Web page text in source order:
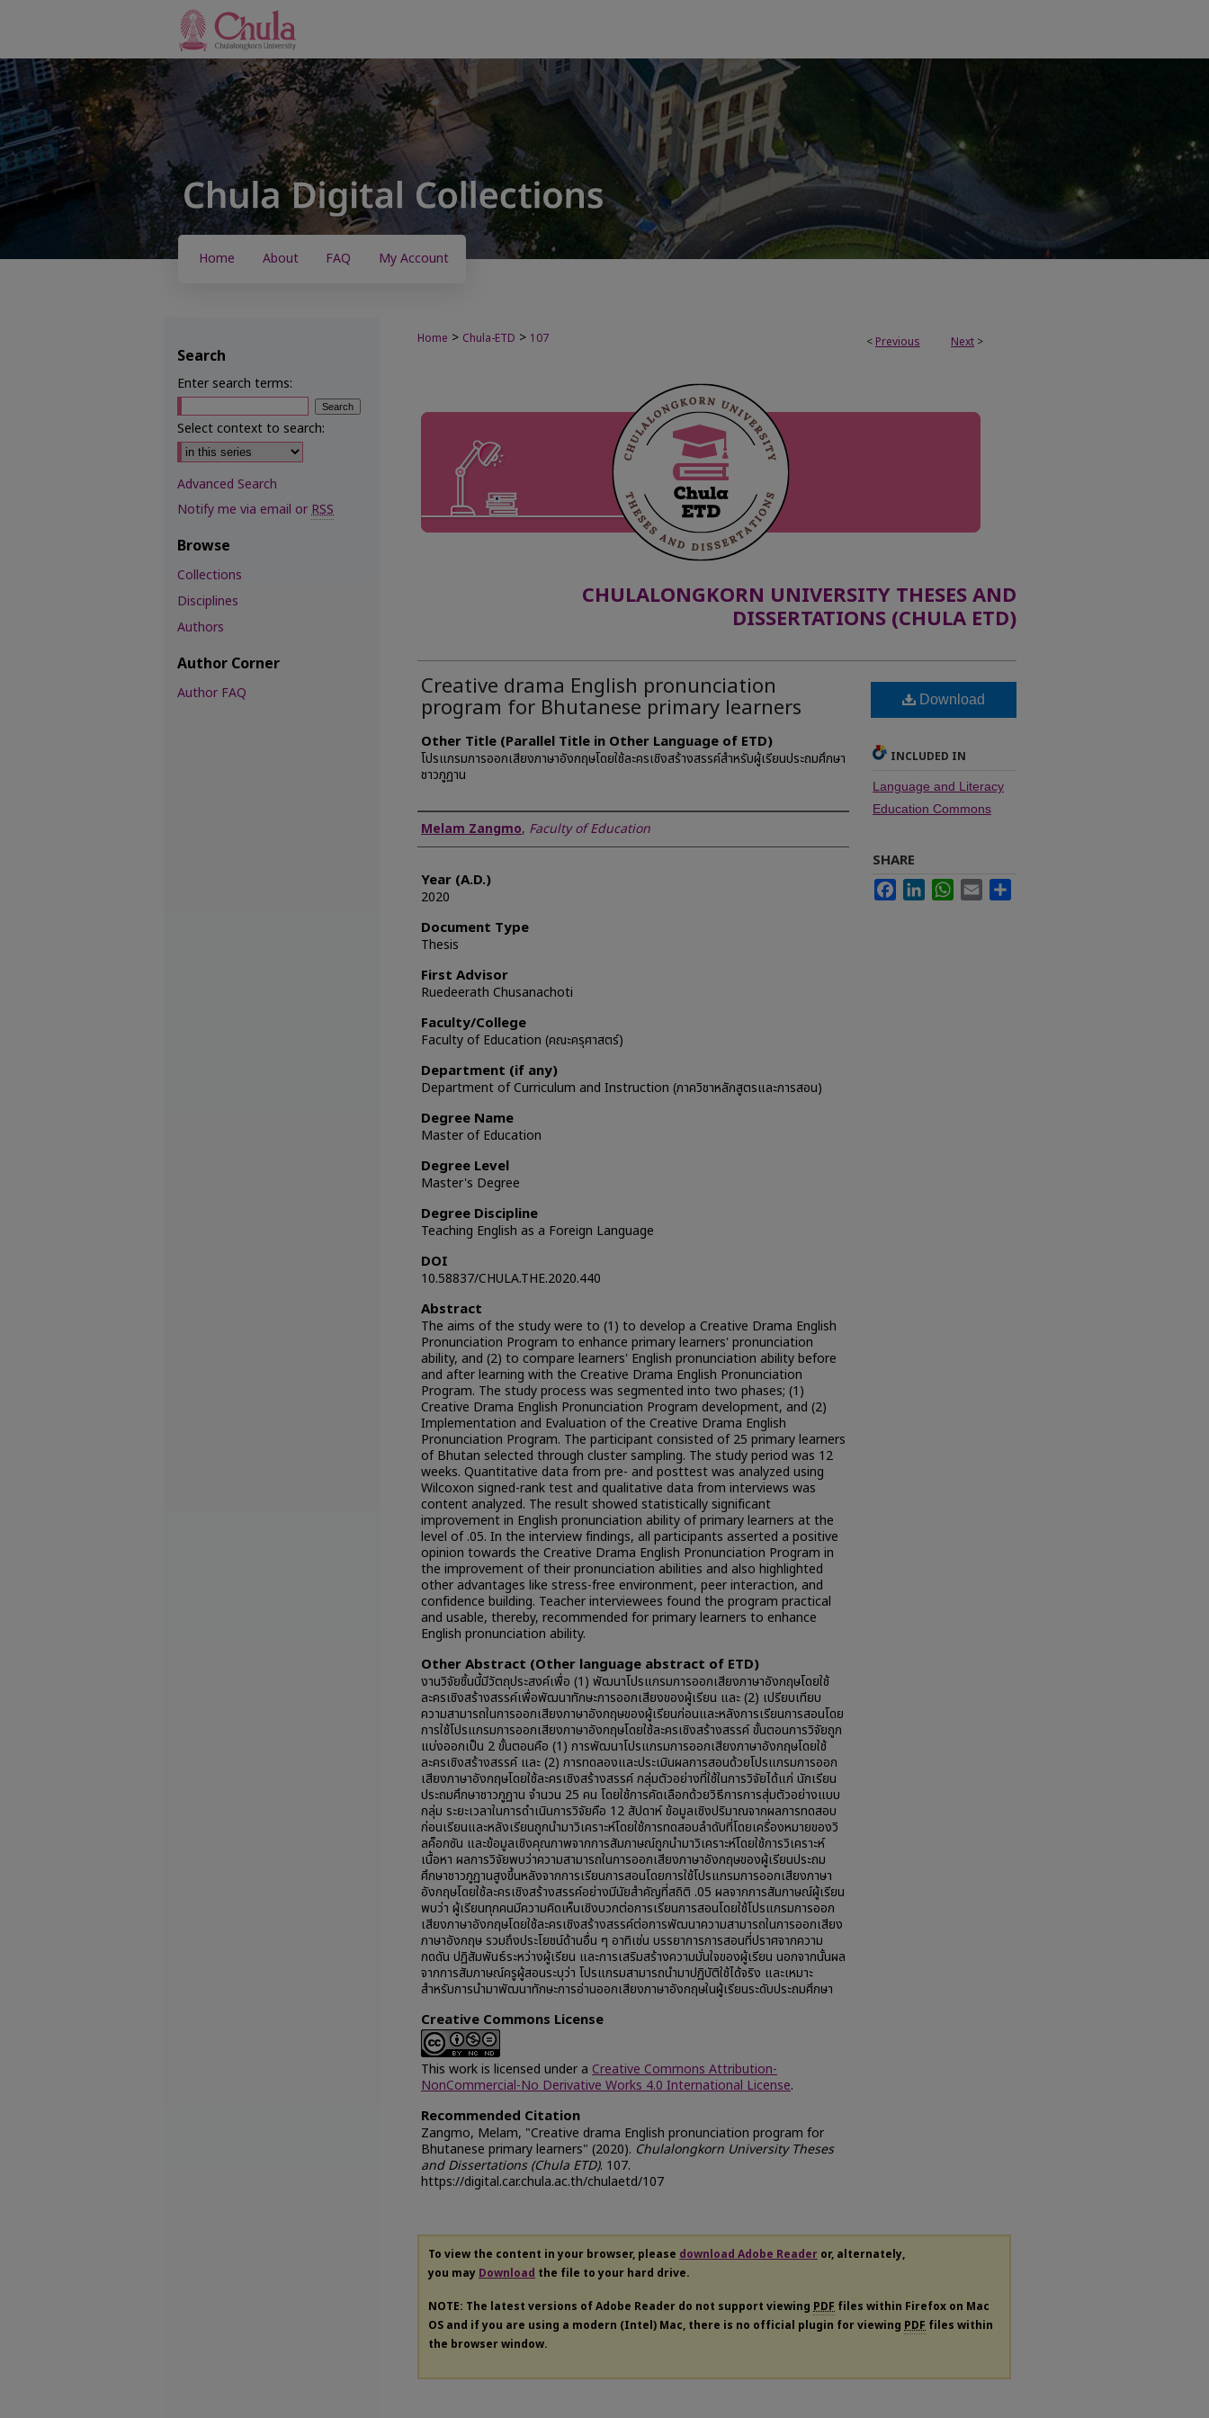
Home About FAQ My Account
< Previous Next >
Home > Chula-ETD > 107
CHULALONGKORN UNIVERSITY THESES AND
DISSERTATIONS (CHULA ETD)
Creative drama English pronunciation
program for Bhutanese primary learners
Other Title (Parallel Title in Other Language of ETD)
โปรแกรมการออกเสียงภาษาอังกฤษโดยใช้ละครเชิงสร้างสรรค์สำหรับผู้เรียนประถมศึกษา
ชาวภูฏาน
Author
Melam Zangmo, Faculty of Education
Year (A.D.)
2020
Document Type
Thesis
First Advisor
Ruedeerath Chusanachoti
Faculty/College
Faculty of Education (คณะครุศาสตร์)
Department (if any)
Department of Curriculum and Instruction (ภาควิชาหลักสูตรและการสอน)
Degree Name
Master of Education
Degree Level
Master's Degree
Degree Discipline
Teaching English as a Foreign Language
DOI
10.58837/CHULA.THE.2020.440
Abstract
The aims of the study were to (1) to develop a Creative Drama English
Pronunciation Program to enhance primary learners' pronunciation
ability, and (2) to compare learners' English pronunciation ability before
and after learning with the Creative Drama English Pronunciation
Program. The study process was segmented into two phases; (1)
Creative Drama English Pronunciation Program development, and (2)
Implementation and Evaluation of the Creative Drama English
Pronunciation Program. The participant consisted of 25 primary learners
of Bhutan selected through cluster sampling. The study period was 12
weeks. Quantitative data from pre- and posttest was analyzed using
Wilcoxon signed-rank test and qualitative data from interviews was
content analyzed. The result showed statistically significant
improvement in English pronunciation ability of primary learners at the
level of .05. In the interview findings, all participants asserted a positive
opinion towards the Creative Drama English Pronunciation Program in
the improvement of their pronunciation abilities and also highlighted
other advantages like stress-free environment, peer interaction, and
confidence building. Teacher interviewees found the program practical
and usable, thereby, recommended for primary learners to enhance
English pronunciation ability.
Other Abstract (Other language abstract of ETD)
งานวิจัยชิ้นนี้มีวัตถุประสงค์เพื่อ (1) พัฒนาโปรแกรมการออกเสียงภาษาอังกฤษโดยใช้
ละครเชิงสร้างสรรค์เพื่อพัฒนาทักษะการออกเสียงของผู้เรียน และ (2) เปรียบเทียบ
ความสามารถในการออกเสียงภาษาอังกฤษของผู้เรียนก่อนและหลังการเรียนการสอนโดย
การใช้โปรแกรมการออกเสียงภาษาอังกฤษโดยใช้ละครเชิงสร้างสรรค์ ขั้นตอนการวิจัยถูก
แบ่งออกเป็น 2 ขั้นตอนคือ (1) การพัฒนาโปรแกรมการออกเสียงภาษาอังกฤษโดยใช้
ละครเชิงสร้างสรรค์ และ (2) การทดลองและประเมินผลการสอนด้วยโปรแกรมการออก
เสียงภาษาอังกฤษโดยใช้ละครเชิงสร้างสรรค์ กลุ่มตัวอย่างที่ใช้ในการวิจัยได้แก่ นักเรียน
ประถมศึกษาชาวภูฏาน จำนวน 25 คน โดยใช้การคัดเลือกด้วยวิธีการการสุ่มตัวอย่างแบบ
กลุ่ม ระยะเวลาในการดำเนินการวิจัยคือ 12 สัปดาห์ ข้อมูลเชิงปริมาณจากผลการทดสอบ
ก่อนเรียนและหลังเรียนถูกนำมาวิเคราะห์โดยใช้การทดสอบลําดับที่โดยเครื่องหมายของวิ
ลค็อกซัน และข้อมูลเชิงคุณภาพจากการสัมภาษณ์ถูกนำมาวิเคราะห์โดยใช้การวิเคราะห์
เนื้อหา ผลการวิจัยพบว่าความสามารถในการออกเสียงภาษาอังกฤษของผู้เรียนประถม
ศึกษาชาวภูฏานสูงขึ้นหลังจากการเรียนการสอนโดยการใช้โปรแกรมการออกเสียงภาษา
อังกฤษโดยใช้ละครเชิงสร้างสรรค์อย่างมีนัยสำคัญที่สถิติ .05 ผลจากการสัมภาษณ์ผู้เรียน
พบว่า ผู้เรียนทุกคนมีความคิดเห็นเชิงบวกต่อการเรียนการสอนโดยใช้โปรแกรมการออก
เสียงภาษาอังกฤษโดยใช้ละครเชิงสร้างสรรค์ต่อการพัฒนาความสามารถในการออกเสียง
ภาษาอังกฤษ รวมถึงประโยชน์ด้านอื่น ๆ อาทิเช่น บรรยาการการสอนที่ปราศจากความ
กดดัน ปฏิสัมพันธ์ระหว่างผู้เรียน และการเสริมสร้างความมั่นใจของผู้เรียน นอกจากนั้นผล
จากการสัมภาษณ์ครูผู้สอนระบุว่า โปรแกรมสามารถนำมาปฏิบัติใช้ได้จริง และเหมาะ
สำหรับการนำมาพัฒนาทักษะการอ่านออกเสียงภาษาอังกฤษในผู้เรียนระดับประถมศึกษา
Creative Commons License
This work is licensed under a Creative Commons Attribution-
NonCommercial-No Derivative Works 4.0 International License.
Recommended Citation
Zangmo, Melam, "Creative drama English pronunciation program for
Bhutanese primary learners" (2020). Chulalongkorn University Theses
and Dissertations (Chula ETD). 107.
https://digital.car.chula.ac.th/chulaetd/107
Download
INCLUDED IN
Language and Literacy
Education Commons
SHARE
FacebookLinkedInWhatsApp
Email
To view the content in your browser, please download Adobe Reader or, alternately,
you may Download the file to your hard drive.
NOTE: The latest versions of Adobe Reader do not support viewing PDF files within Firefox on Mac
OS and if you are using a modern (Intel) Mac, there is no official plugin for viewing PDF files within
the browser window.
Search
Enter search terms:
Select context to search:
Advanced Search
Notify me via email orRSS
Browse
Collections
Disciplines
Authors
Author Corner
Author FAQ